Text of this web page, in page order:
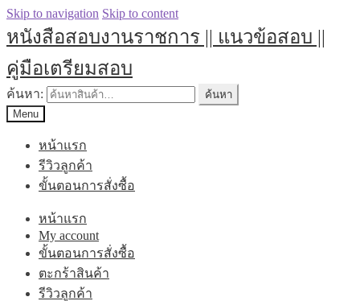
Skip to navigation Skip to content
หนังสือสอบงานราชการ || แนวข้อสอบ ||
คู่มือเตรียมสอบ
ค้นหา:
ค้นหา
Menu
หน้าแรก
รีวิวลูกค้า
ขั้นตอนการสั่งซื้อ
หน้าแรก
My account
ขั้นตอนการสั่งซื้อ
ตะกร้าสินค้า
รีวิวลูกค้า